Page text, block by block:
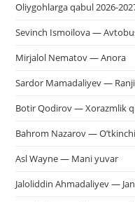
Oliygohlarga qabul 2026-
Sevinch Ismoilova —
Mirjalol Nematov — Anora
Sardor Mamadaliyev —
Botir Qodirov — Xorazmlik
Bahrom Nazarov —
Asl Wayne — Mani yuvar
Jaloliddin Ahmadaliyev —